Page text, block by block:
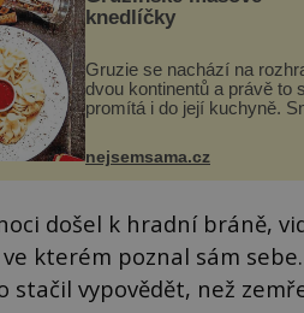
knedlíčky
Gruzie se nachází na
dvou kontinentů a právě to
promítá i do její kuchyně.
a díky tomu vznikají
chuťově bohaté pokrmy,
rozhodně st...
nejsemsama.cz
došel k hradní bráně,
kterém poznal sám
stačil vypovědět, než